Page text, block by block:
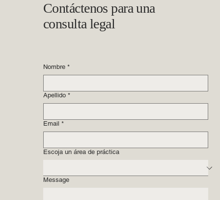
Contáctenos para una
consulta legal
Nombre *
Apellido *
Email *
Escoja un área de práctica
Message